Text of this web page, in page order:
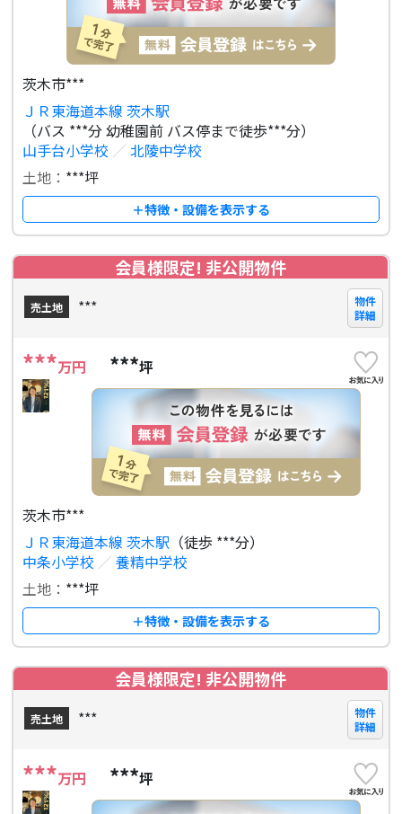
茨木市***
ＪＲ東海道本線 茨木駅
（バス ***分 幼稚園前 バス停まで徒歩***分）
山手台小学校 ／ 北陵中学校
土地： ***坪
＋特徴・設備を表示する
会員様限定! 非公開物件
売土地 ***
物件
詳細
***万円 ***坪
茨木市***
ＪＲ東海道本線 茨木駅 （徒歩 ***分）
中条小学校 ／ 養精中学校
土地： ***坪
＋特徴・設備を表示する
会員様限定! 非公開物件
売土地 ***
物件
詳細
***万円 ***坪